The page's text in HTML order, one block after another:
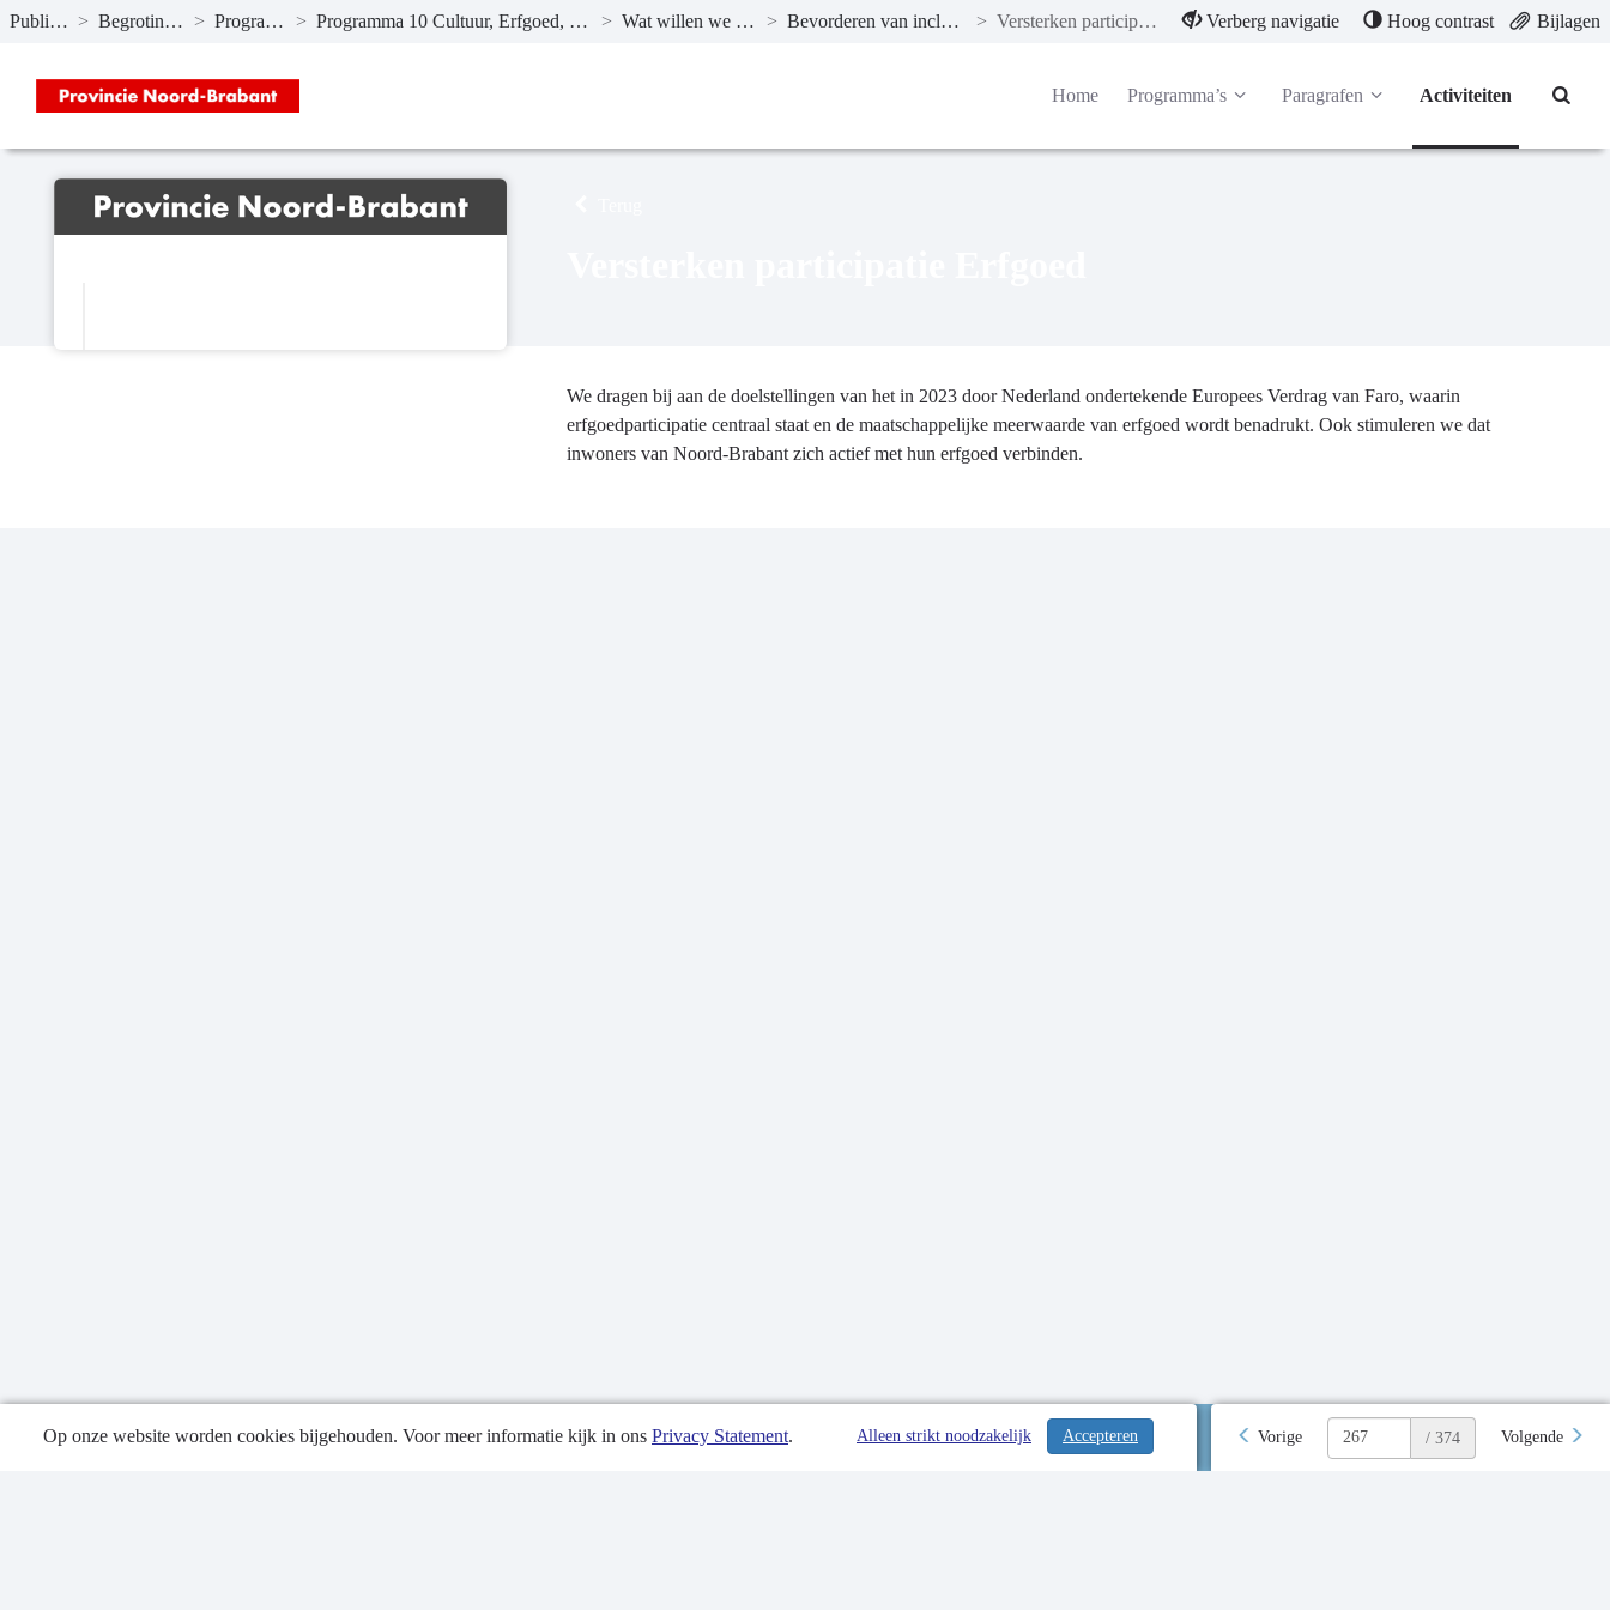
Naar hoofdinhoud
Publicaties > Begroting 2024 > Programma’s > Programma 10 Cultuur, Erfgoed, Sport en Vrijetijd > Wat willen we bereiken? > Bevorderen van inclusief aanbod > Versterken participatie Erfgoed Verberg navigatie Hoog contrast Bijlagen
Home Programma’s Paragrafen Activiteiten
We dragen bij aan de doelstellingen van het in 2023 door Nederland ondertekende Europees Verdrag van Faro, waarin
erfgoedparticipatie centraal staat en de maatschappelijke meerwaarde van erfgoed wordt benadrukt. Ook stimuleren we dat
inwoners van Noord-Brabant zich actief met hun erfgoed verbinden.
Vorige / 374 Volgende
Publicatiedatum: 28-09-2023
Op onze website worden cookies bijgehouden. Voor meer informatie kijk in ons Privacy Statement. Accepteren
Alleen strikt noodzakelijk